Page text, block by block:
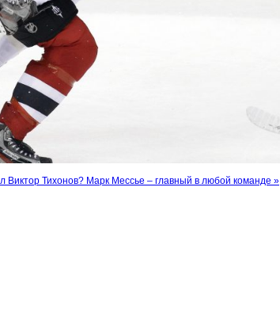
Виктор Тихонов? Марк Мессье – главный в любой команде »